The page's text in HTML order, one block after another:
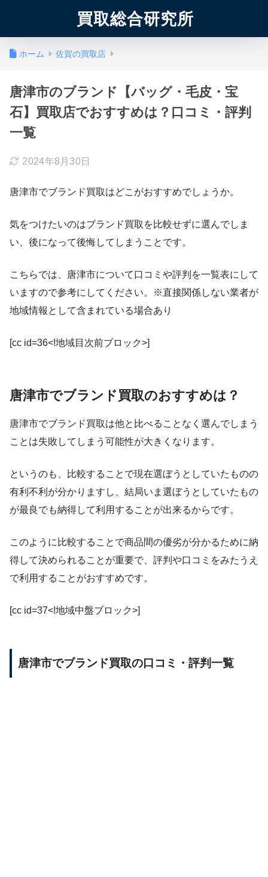
買取総合研究所
ホーム 佐賀の買取店
唐津市のブランド【バッグ・毛皮・宝
石】買取店でおすすめは？口コミ・評判
一覧
2024年8月30日
唐津市でブランド買取はどこがおすすめでしょうか。
気をつけたいのはブランド買取を比較せずに選んでしま
い、後になって後悔してしまうことです。
こちらでは、唐津市について口コミや評判を一覧表にして
いますので参考にしてください。※直接関係しない業者が
地域情報として含まれている場合あり
[cc id=36<!地域目次前ブロック>]
唐津市でブランド買取のおすすめは？
唐津市でブランド買取は他と比べることなく選んでしまう
ことは失敗してしまう可能性が大きくなります。
というのも、比較することで現在選ぼうとしていたものの
有利不利が分かりますし、結局いま選ぼうとしていたもの
が最良でも納得して利用することが出来るからです。
このように比較することで商品間の優劣が分かるために納
得して決められることが重要で、評判や口コミをみたうえ
で利用することがおすすめです。
[cc id=37<!地域中盤ブロック>]
唐津市でブランド買取の口コミ・評判一覧